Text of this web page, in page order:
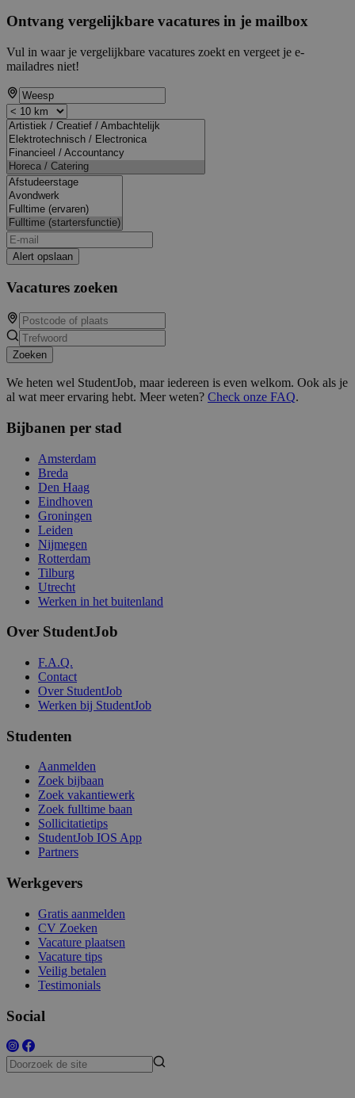
Ontvang vergelijkbare vacatures in je mailbox
Vul in waar je vergelijkbare vacatures zoekt en vergeet je e-
mailadres niet!
Alert opslaan
Vacatures zoeken
Zoeken
We heten wel StudentJob, maar iedereen is even welkom. Ook als je
al wat meer ervaring hebt. Meer weten? Check onze FAQ.
Bijbanen per stad
Amsterdam
Breda
Den Haag
Eindhoven
Groningen
Leiden
Nijmegen
Rotterdam
Tilburg
Utrecht
Werken in het buitenland
Over StudentJob
F.A.Q.
Contact
Over StudentJob
Werken bij StudentJob
Studenten
Aanmelden
Zoek bijbaan
Zoek vakantiewerk
Zoek fulltime baan
Sollicitatietips
StudentJob IOS App
Partners
Werkgevers
Gratis aanmelden
CV Zoeken
Vacature plaatsen
Vacature tips
Veilig betalen
Testimonials
Social